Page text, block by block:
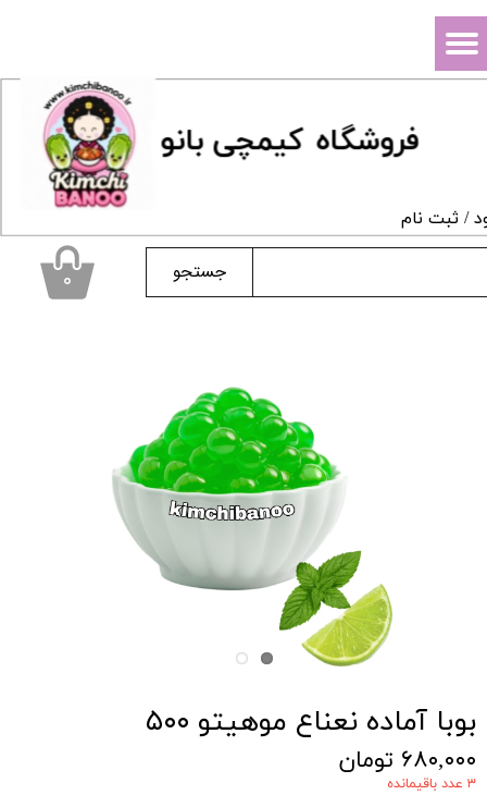
فروشگاه کیمچی بانو
جستجو
/ ثبت نام
حساب کاربری من
سفارشات
۰
بوبا آماده نعناع موهیتو ۵۰۰
۶۸۰,۰۰۰ تومان
۳ عدد باقیمانده